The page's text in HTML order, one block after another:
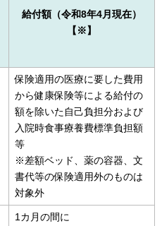
給付額（令和8年4月現在）
【※】
保険適用の医療に要した費用
から健康保険等による給付の
額を除いた自己負担分および
入院時食事療養費標準負担額
等
※差額ベッド、薬の容器、文
書代等の保険適用外のものは
対象外
1カ月の間に